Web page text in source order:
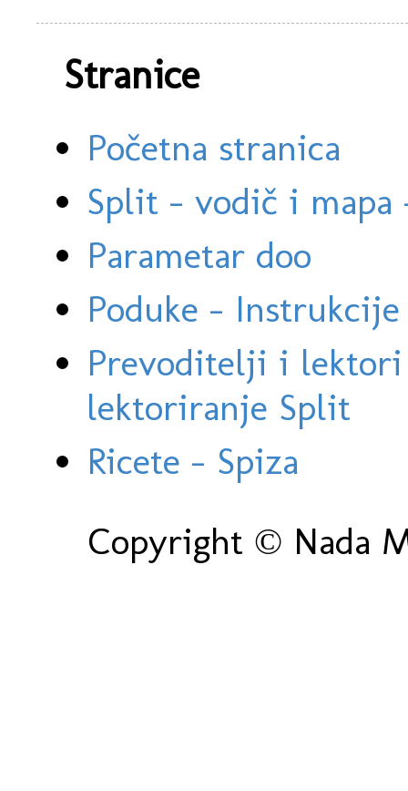
Stranice
Početna stranica
Split - vodič i
Parametar doo
Poduke -
Prevoditelji i
lektoriranje Split
Ricete - Spiza
Copyright © Nada